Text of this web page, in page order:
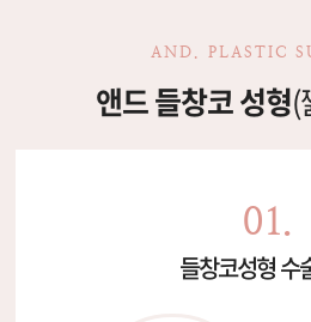
AND. PLASTIC
앤드 들창코 성형(
01.
들창코성형 수